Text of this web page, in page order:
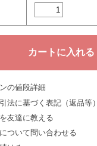
の値段詳細
法に基づく表記（返品等）
友達に教える
ついて問い合わせる